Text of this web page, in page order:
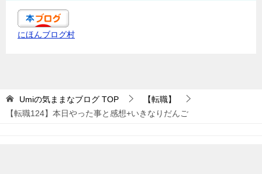
にほんブログ村
Umiの気ままなブログ TOP
【転職】
【転職124】本日やった事と感想+いきなりだんご